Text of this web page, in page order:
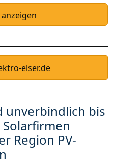
elser.de
unverbindlich bis
Region PV-